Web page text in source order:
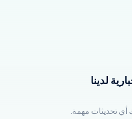
لدينا
أي تحديثات مهمة.